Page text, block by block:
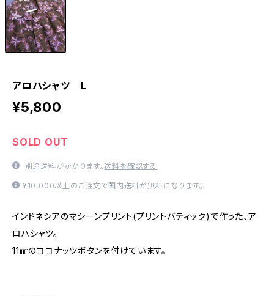
アロハシャツ L
¥5,800
SOLD OUT
別途送料がかかります。送料を確認する
¥10,000以上のご注文で国内送料が無料になります。
インドネシアのマシーンプリント(プリントバティック)で作った、ア
ロハシャツ。
11㎜のココナッツボタンを付けています。